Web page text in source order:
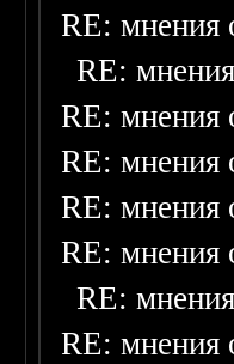
RE: мнения
RE:
RE: мнения
RE: мнения
RE: мнения
RE: мнения
RE:
RE: мнения